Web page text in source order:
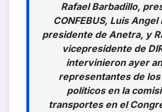
Rafael Barbadillo,
CONFEBUS, Luis
presidente de Anetra, y
vicepresidente de
intervinieron ayer
representantes de
políticos en la
transportes en el